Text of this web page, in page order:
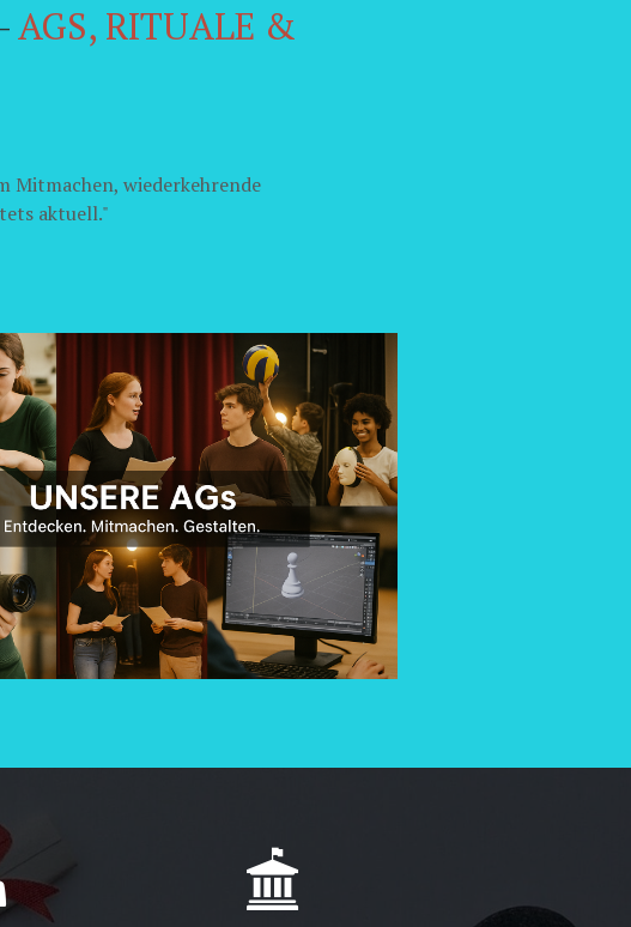
AGS, RITUALE &
Mitmachen, wiederkehrende
aktuell."